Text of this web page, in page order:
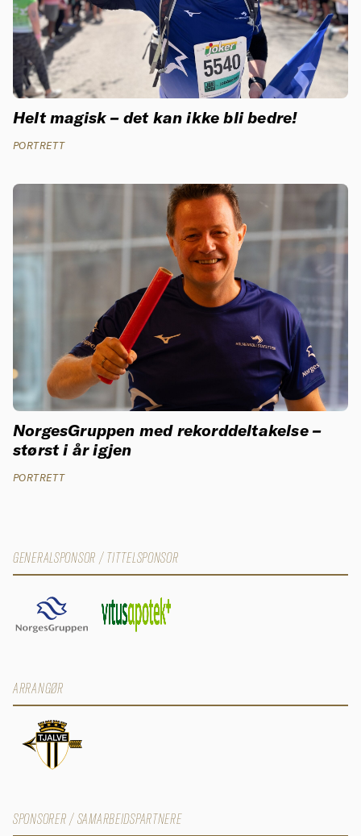
Helt magisk – det kan ikke bli bedre!
PORTRETT
NorgesGruppen med rekorddeltakelse –
størst i år igjen
PORTRETT
GENERALSPONSOR / TITTELSPONSOR
ARRANGØR
SPONSORER / SAMARBEIDSPARTNERE